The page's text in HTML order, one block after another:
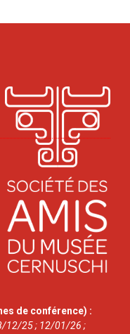
de conférence) :
12/25 ; 12/01/26 ;